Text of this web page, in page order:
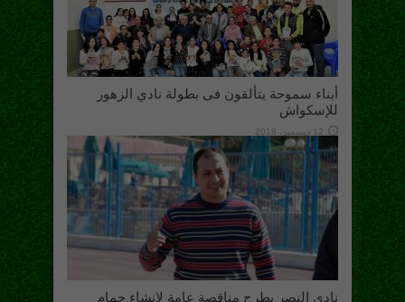
أبناء سموحة يتألقون فى بطولة نادي الزهور
للإسكواش
12 ديسمبر، 2018
نادي النصر يطرح مناقصة عامة لإنشاء حمام